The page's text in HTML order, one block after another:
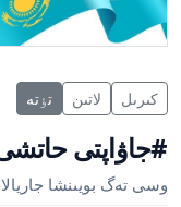
كىرىل لاتىن تٶتە
#جاۋاپتى
وسى تەگ بويىنشا